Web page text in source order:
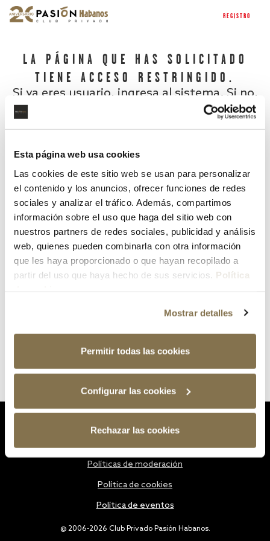
Esta página web usa cookies
Las cookies de este sitio web se usan para personalizar
el contenido y los anuncios, ofrecer funciones de redes
sociales y analizar el tráfico. Además, compartimos
información sobre el uso que haga del sitio web con
nuestros partners de redes sociales, publicidad y análisis
web, quienes pueden combinarla con otra información
que les haya proporcionado o que hayan recopilado a
partir del uso que haya hecho de sus servicios. Política
Mostrar detalles
Permitir todas las cookies
Configurar las cookies
Rechazar las cookies
REGISTRO
LA PÁGINA QUE HAS SOLICITADO
TIENE ACCESO RESTRINGIDO.
Si ya eres usuario, ingresa al sistema. Si no,
¿Has olvidado tu contraseña?
@ 2006-2026 Club Privado Pasión Habanos.
Políticas de moderación
Política de cookies
Política de eventos